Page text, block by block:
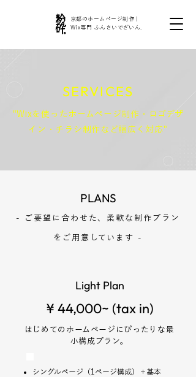
京都のホームページ制作｜
Wix専門 ふんさいでざいん.
SERVICES
"Wixを使ったホームページ制作・ロゴデザ
イン・チラシ制作など幅広く対応"
PLANS
- ご要望に合わせた、柔軟な制作プラン
をご用意しています -
Light Plan
¥ 44,000~ (tax in)
はじめてのホームページにぴったりな最
小構成プラン。
シングルページ（1ページ構成）＋基本